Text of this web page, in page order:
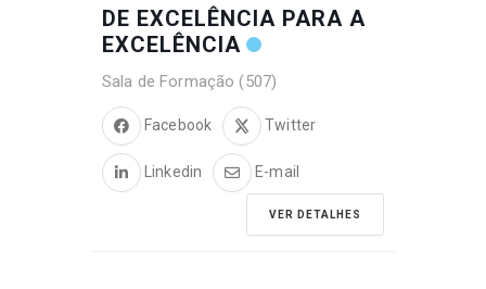
DE EXCELÊNCIA PARA A
EXCELÊNCIA
Sala de Formação (507)
Facebook Twitter
Linkedin E-mail
VER DETALHES